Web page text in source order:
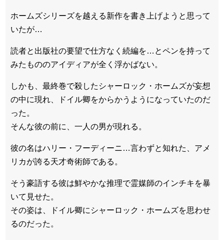
ホームズシリーズを越える新作を書き上げようと思って
いたが…
読者と出版社の要望で仕方なく続編を…とペンを持って
みたもののアイディアが全く浮かばない。
しかも、最終巻で殺したシャーロック・ホームズが妄想
の中に現れ、ドイル卿をからかうようになっていたのだ
った。
そんな彼の前に、一人の男が現れる。
彼の名はハリー・フーディーニ…言わずと知れた、アメ
リカが誇る天才奇術師である。
そう豪語する彼は鮮やかな推理で霊媒師のインチキを暴
いて見せた。
その姿は、ドイル卿にシャーロック・ホームズを思わせ
るのだった。